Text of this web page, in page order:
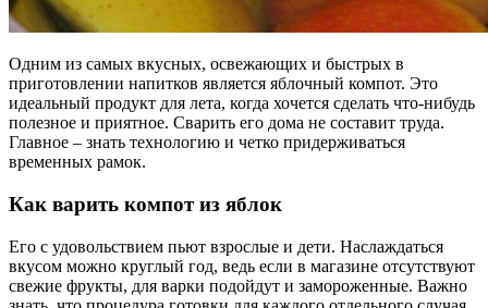
Одним из самых вкусных, освежающих и быстрых в
приготовлении напитков является яблочный компот. Это
идеальный продукт для лета, когда хочется сделать что-нибудь
полезное и приятное. Сварить его дома не составит труда.
Главное – знать технологию и четко придерживаться
временных рамок.
Как варить компот из яблок
Его с удовольствием пьют взрослые и дети. Наслаждаться
вкусом можно круглый год, ведь если в магазине отсутствуют
свежие фрукты, для варки подойдут и замороженные. Важно